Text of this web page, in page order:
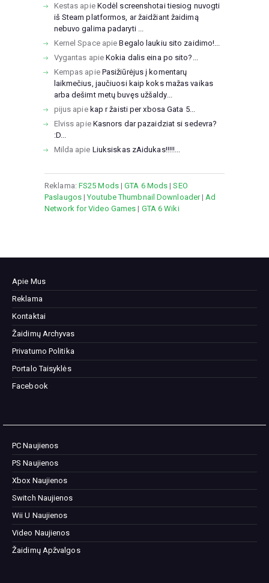
Kestas apie Kodėl screenshotai tiesiog nuvogti
iš Steam platformos, ar žaidžiant žaidimą
nebuvo galima padaryti ...
Kernel SpaceapieBegalo laukiu sito zaidimo!...
Vygantas apieKokia dalis eina po sito?...
Kempas apie Pasižiūrėjus į komentarų
laikmečius, jaučiuosi kaip koks mažas vaikas
arba dešimt metų buvęs užšaldy...
pijus apie kap r žaisti per xbosa Gata 5...
Elviss apie Kasnors dar pazaidziat si sedevra?
:D...
Milda apie Liuksiskas zAidukas!!!!!...
Reklama: FS25 Mods|GTA 6 Mods |SEO
Paslaugos|Youtube Thumbnail Downloader| Ad
Network for Video Games | GTA 6 Wiki
Apie Mus
Reklama
Kontaktai
Žaidimų Archyvas
Privatumo Politika
Portalo Taisyklės
Facebook
PC Naujienos
PS Naujienos
Xbox Naujienos
Switch Naujienos
Wii U Naujienos
Video Naujienos
Žaidimų Apžvalgos